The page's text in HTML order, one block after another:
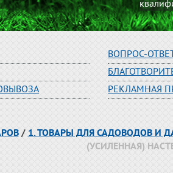
ВОПРОС-
РЕКЛАМНАЯ
/ 1. ТОВАРЫ ДЛЯ САДОВОДОВ И
(УСИЛЕННАЯ)